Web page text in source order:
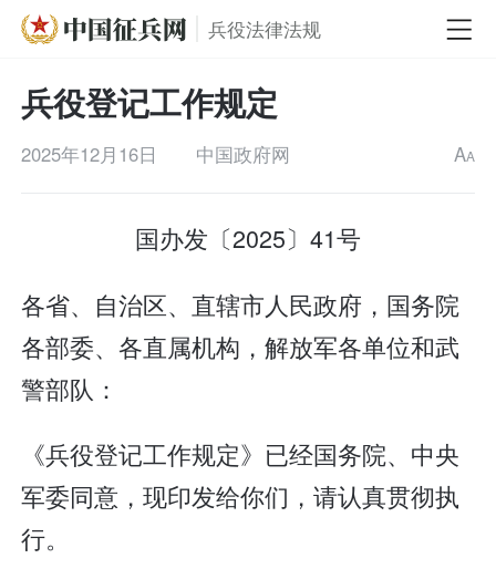
兵役法律法规
兵役登记工作规定
2025年12月16日 中国政府网 AA
国办发〔2025〕41号
各省、自治区、直辖市人民政府，国务院
各部委、各直属机构，解放军各单位和武
警部队：
《兵役登记工作规定》已经国务院、中央
军委同意，现印发给你们，请认真贯彻执
行。